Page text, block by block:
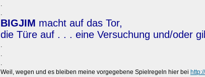
.
.
BIGJIM macht auf das Tor,
die Türe auf . . . eine Versuchung und/oder
.
.
.
Weil, wegen und es bleiben meine vorgegebene Spielregeln hier bei